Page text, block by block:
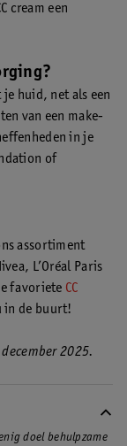
cream een
je huid, net als een
van een make-
in je
of
assortiment
L’Oréal Paris
favoriete CC
in de buurt!
2025.
doel behulpzame